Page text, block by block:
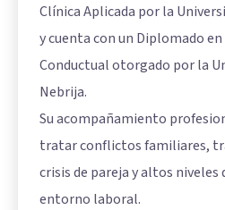
Clínica Aplicada por la
y cuenta con un Diplomado
Conductual otorgado por la
Nebrija.
Su acompañamiento
tratar conflictos familiares,
crisis de pareja y altos niveles
entorno laboral.